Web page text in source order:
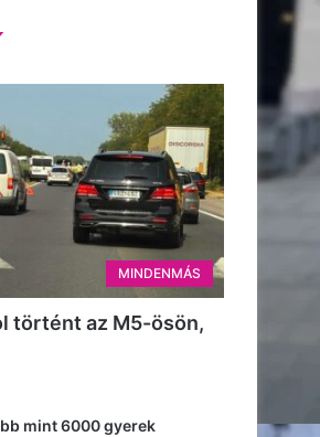
MINDENMÁS
történt az M5-ösön,
mint 6000 gyerek